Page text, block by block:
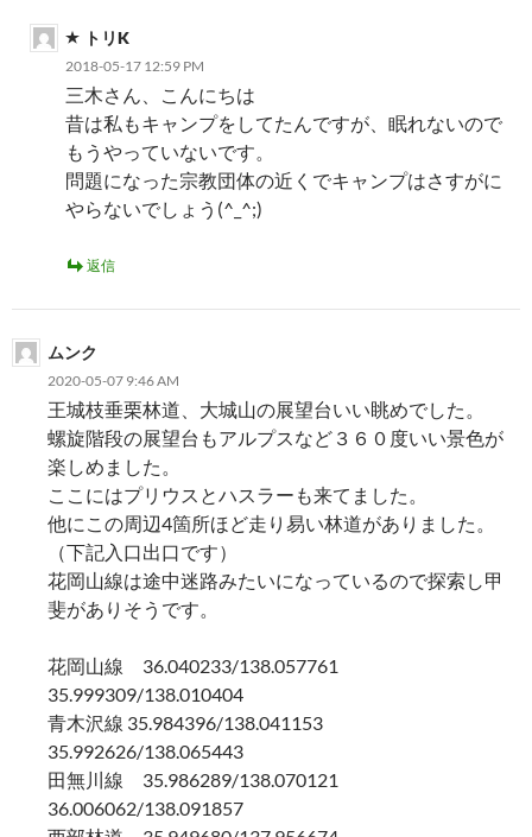
トリK
2018-05-17 12:59 PM
三木さん、こんにちは
昔は私もキャンプをしてたんですが、眠れないので
もうやっていないです。
問題になった宗教団体の近くでキャンプはさすがに
やらないでしょう(^_^;)
返信
ムンク
2020-05-07 9:46 AM
王城枝垂栗林道、大城山の展望台いい眺めでした。
螺旋階段の展望台もアルプスなど３６０度いい景色が
楽しめました。
ここにはプリウスとハスラーも来てました。
他にこの周辺4箇所ほど走り易い林道がありました。
（下記入口出口です）
花岡山線は途中迷路みたいになっているので探索し甲
斐がありそうです。
花岡山線 36.040233/138.057761
35.999309/138.010404
青木沢線 35.984396/138.041153
35.992626/138.065443
田無川線 35.986289/138.070121
36.006062/138.091857